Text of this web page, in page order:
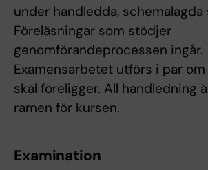
under handledda, schemalagda
Föreläsningar som stödjer
genomförandeprocessen ingår.
Examensarbetet utförs i par
skäl föreligger. All handledning
ramen för kursen.
Examination